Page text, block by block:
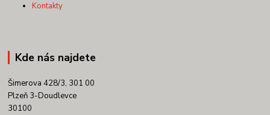
Kontakty
Kde nás najdete
Šimerova 428/3, 301 00
Plzeň 3-Doudlevce
30100